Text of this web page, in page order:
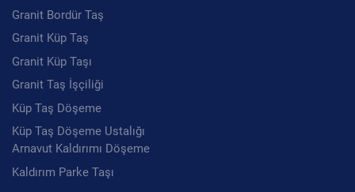
Granit Bordür Taş
Granit Küp Taş
Granit Küp Taşı
Granit Taş İşçiliği
Küp Taş Döşeme
Küp Taş Döşeme Ustalığı
Arnavut Kaldırımı Döşeme
Kaldırım Parke Taşı